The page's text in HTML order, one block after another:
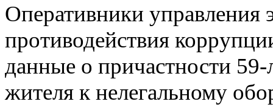
Оперативники управления
противодействия
данные о причастности 59-
жителя к нелегальному